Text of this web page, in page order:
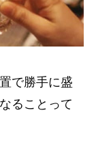
で勝手に盛
ることって